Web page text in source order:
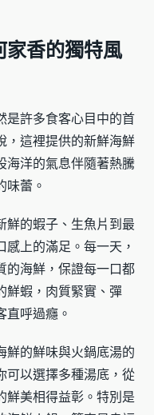
家香的獨特風
是許多食客心目中的首
，這裡提供的新鮮海鮮
海洋的氣息伴隨著熱騰
味蕾。
鮮的蝦子、生魚片到最
上的滿足。每一天，
的海鮮，保證每一口都
鮮蝦，肉質緊實、彈
直呼過癮。
鮮的鮮味與火鍋底湯的
可以選擇多種湯底，從
鮮美相得益彰。特別是